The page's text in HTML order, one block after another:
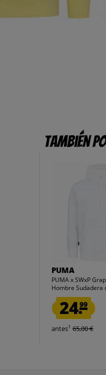
También
PUMA
PUMA x SWxP
Hombre Sudadera
24.99
antes1 65,00 €